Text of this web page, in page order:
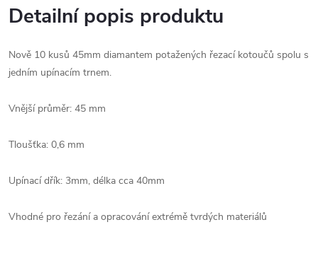
Detailní popis produktu
Nově 10 kusů 45mm diamantem potažených řezací kotoučů spolu s
jedním upínacím trnem.
Vnější průměr: 45 mm
Tloušťka: 0,6 mm
Upínací dřík: 3mm, délka cca 40mm
Vhodné pro řezání a opracování extrémě tvrdých materiálů